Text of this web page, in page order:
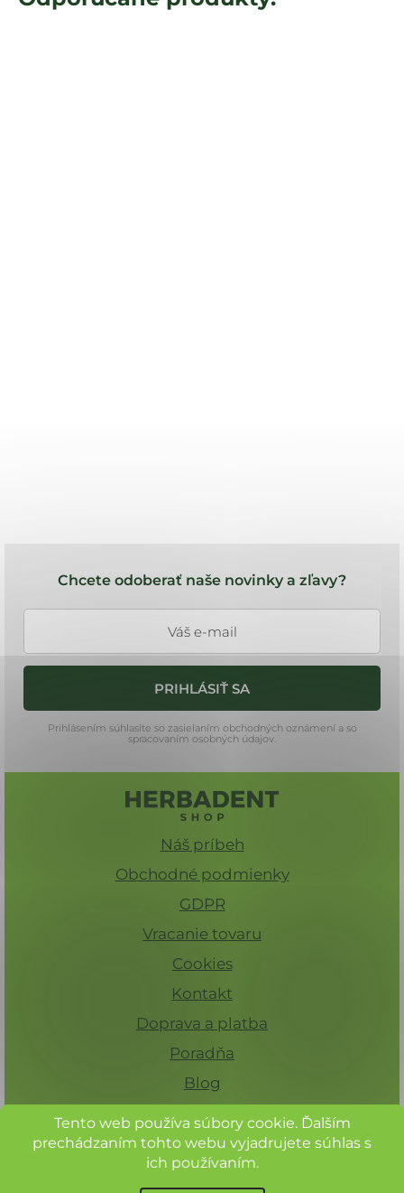
Tento web používa súbory cookie. Ďalším
prechádzaním tohto webu vyjadrujete súhlas s
ich používaním.
Chcete odoberať naše novinky a zľavy?
PRIHLÁSIŤ SA
Prihlásením súhlasíte so zasielaním obchodných oznámení a so
spracovaním osobných údajov.
Náš príbeh
Obchodné podmienky
GDPR
Vracanie tovaru
Cookies
Kontakt
Doprava a platba
Poradňa
Blog